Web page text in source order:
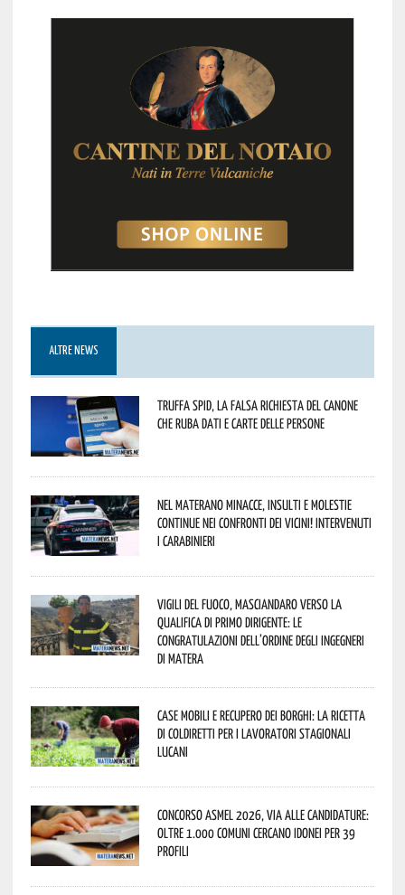
ALTRE NEWS
Truffa Spid, la falsa richiesta del canone
che ruba dati e carte delle persone
Nel materano minacce, insulti e molestie
continue nei confronti dei vicini! Intervenuti
i Carabinieri
Vigili del Fuoco, Masciandaro verso la
qualifica di Primo Dirigente: le
congratulazioni dell’Ordine degli Ingegneri
di Matera
Case mobili e recupero dei borghi: la ricetta
di Coldiretti per i lavoratori stagionali
lucani
Concorso Asmel 2026, via alle candidature:
oltre 1.000 Comuni cercano idonei per 39
profili